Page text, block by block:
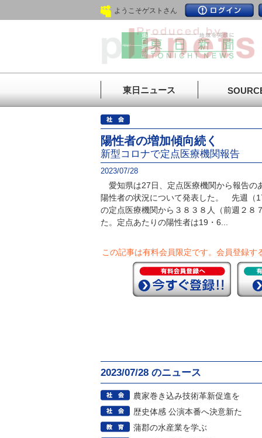
ようこそゲストさん
東日ニュース
陽性者の増加傾向続く
新型コロナで定点医療機関報告
2023/07/28
愛知県は27日、定点医療機関から報告の
陽性者の状況について発表した。 先週（
の定点医療機関から３８３８人（前週２８
た。定点あたりの陽性者は19・6...
この記事は有料会員限定です。 会員登録す
2023/07/28 のニュース
農家巻き込み技術革新促進を
歴史体感 公演本番へ決意新た
蒲郡の水産業を学ぶ